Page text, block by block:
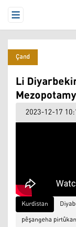
Open Menu
Çand
Li
2023-12-17
Kurdistan
pêşangeha pirtûkan